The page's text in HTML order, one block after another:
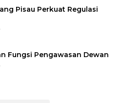
Pisau Perkuat Regulasi
Fungsi Pengawasan Dewan